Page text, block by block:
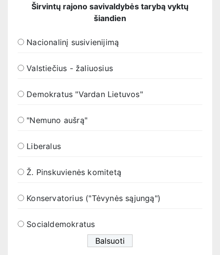
Širvintų rajono savivaldybės tarybą vyktų
šiandien
Nacionalinį susivienijimą
Valstiečius - žaliuosius
Demokratus "Vardan Lietuvos"
"Nemuno aušrą"
Liberalus
Ž. Pinskuvienės komitetą
Konservatorius ("Tėvynės sąjungą")
Socialdemokratus